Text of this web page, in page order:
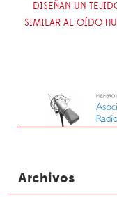
DISEÑAN UN
SIMILAR AL OÍDO
Archivos